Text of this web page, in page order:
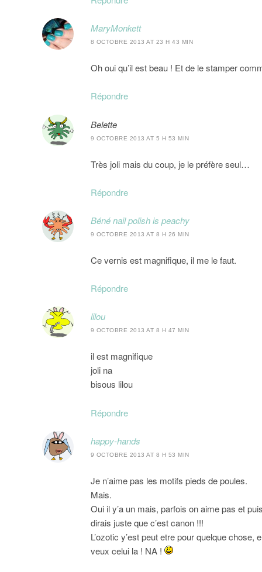
MaryMonkett
8 OCTOBRE 2013 AT 23 H 43 MIN
Oh oui qu’il est beau ! Et de le stamper
Répondre
Belette
9 OCTOBRE 2013 AT 5 H 53 MIN
Très joli mais du coup, je le préfère seul…
Répondre
Béné nail polish is peachy
9 OCTOBRE 2013 AT 8 H 26 MIN
Ce vernis est magnifique, il me le faut.
Répondre
lilou
9 OCTOBRE 2013 AT 8 H 47 MIN
il est magnifique
joli na
bisous lilou
Répondre
happy-hands
9 OCTOBRE 2013 AT 8 H 53 MIN
Je n’aime pas les motifs pieds de poules.
Mais.
Oui il y’a un mais, parfois on aime pas et
dirais juste que c’est canon !!!
L’ozotic y’est peut etre pour quelque
veux celui la ! NA !